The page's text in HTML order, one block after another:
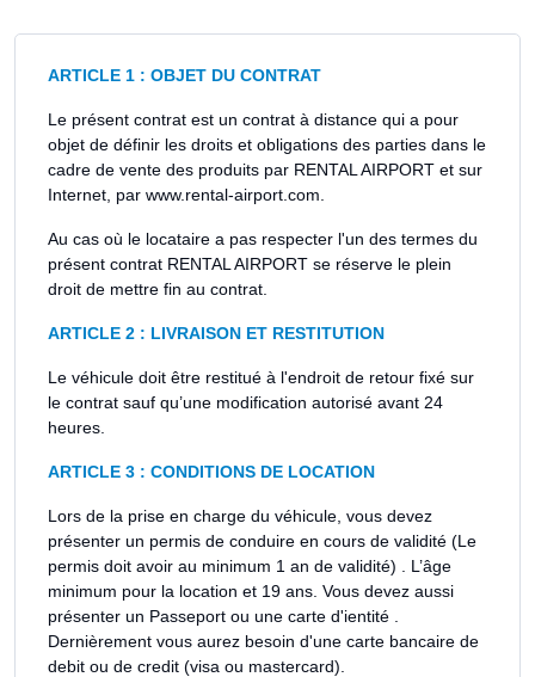
ARTICLE 1 : OBJET DU CONTRAT
Le présent contrat est un contrat à distance qui a pour
objet de définir les droits et obligations des parties dans le
cadre de vente des produits par RENTAL AIRPORT et sur
Internet, par www.rental-airport.com.
Au cas où le locataire a pas respecter l'un des termes du
présent contrat RENTAL AIRPORT se réserve le plein
droit de mettre fin au contrat.
ARTICLE 2 : LIVRAISON ET RESTITUTION
Le véhicule doit être restitué à l'endroit de retour fixé sur
le contrat sauf qu’une modification autorisé avant 24
heures.
ARTICLE 3 : CONDITIONS DE LOCATION
Lors de la prise en charge du véhicule, vous devez
présenter un permis de conduire en cours de validité (Le
permis doit avoir au minimum 1 an de validité) . L’âge
minimum pour la location et 19 ans. Vous devez aussi
présenter un Passeport ou une carte d'ientité .
Dernièrement vous aurez besoin d'une carte bancaire de
debit ou de credit (visa ou mastercard).